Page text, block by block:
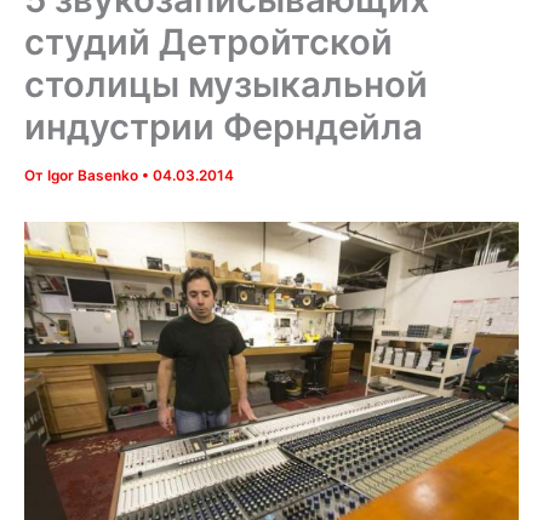
студий Детройтской
столицы музыкальной
индустрии Ферндейла
От Igor Basenko • 04.03.2014